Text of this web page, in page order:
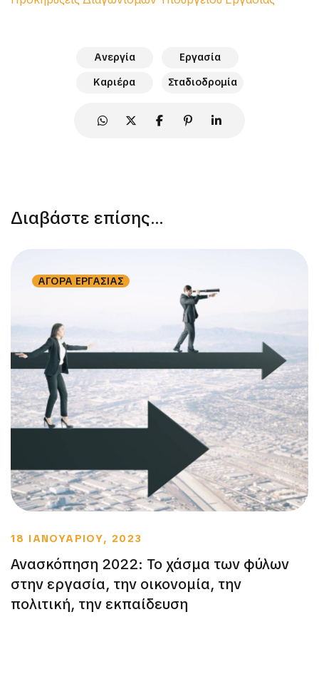
Ανεργία
Εργασία
Καριέρα
Σταδιοδρομία
Διαβάστε επίσης...
ΑΓΟΡΑ ΕΡΓΑΣΙΑΣ
18 ΙΑΝΟΥΑΡΙΟΥ, 2023
Ανασκόπηση 2022: Το χάσμα των φύλων
στην εργασία, την οικονομία, την
πολιτική, την εκπαίδευση